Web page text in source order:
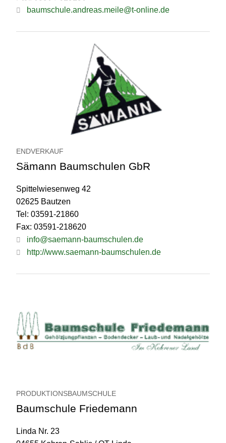
baumschule.andreas.meile@t-online.de
ENDVERKAUF
Sämann Baumschulen GbR
Spittelwiesenweg 42
02625 Bautzen
Tel: 03591-21860
Fax: 03591-218620
info@saemann-baumschulen.de
http://www.saemann-baumschulen.de
PRODUKTIONSBAUMSCHULE
Baumschule Friedemann
Linda Nr. 23